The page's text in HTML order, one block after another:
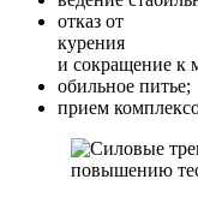
отказ от
курения
и сокращение к
обильное питье;
прием